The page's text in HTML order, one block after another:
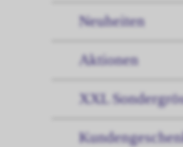
Neuheiten
Aktionen
XXL